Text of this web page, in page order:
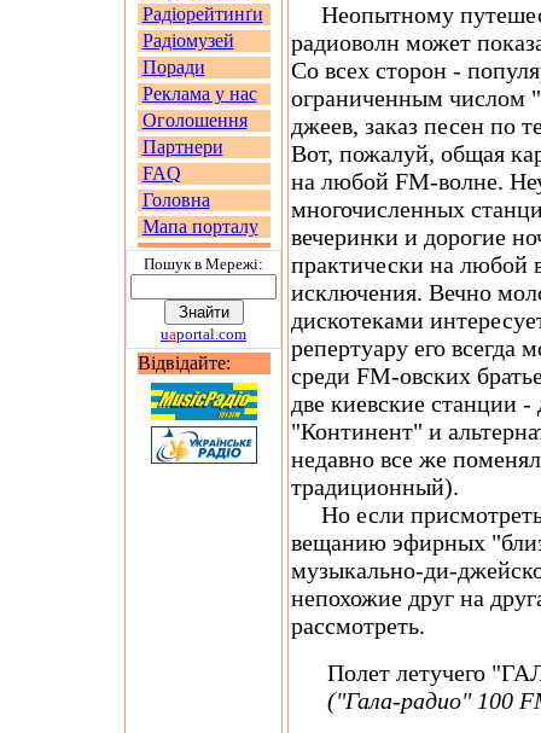
Радіорейтинґи
Радіомузей
Поради
Реклама у нас
Оголошення
Партнери
FAQ
Головна
Мапа порталу
Пошук в Мережi:
uaportal.com
Відвідайте:
Неопытному
радиоволн может
Со всех сторон -
ограниченным числом
джеев, заказ песен по
Вот, пожалуй, общая
на любой FM-волне.
многочисленных
вечеринки и дорогие
практически на любой
исключения. Вечно
дискотеками
репертуару его
среди FM-овских
две киевские станции
"Континент" и
недавно все же
традиционный).
Но если
вещанию эфирных
музыкально-ди-
непохожие друг на
рассмотреть.
Полет летучего
("Гала-радио" 100